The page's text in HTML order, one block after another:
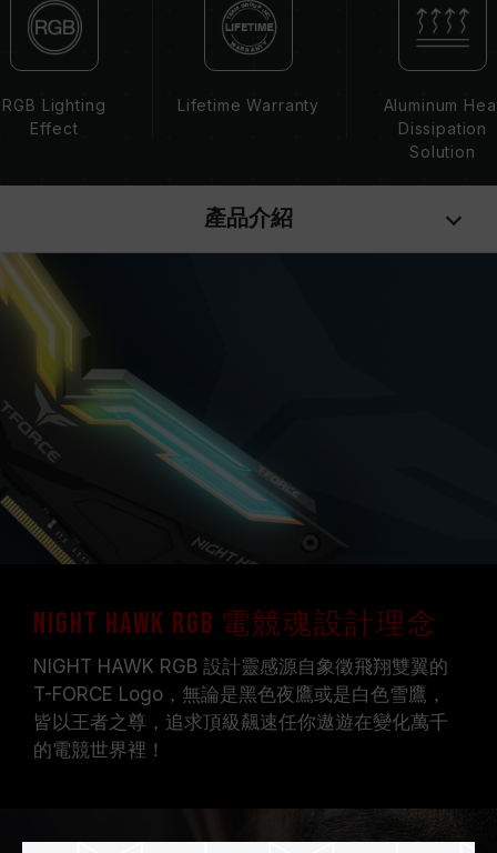
無法達到標示頻率，最終運行頻率受限於系統設
定。
超頻行為（如啟用 XMP2.0 設定）屬於非 JEDEC
統不穩定，請回復 BIOS 預設值。
記憶體模組的標示頻率為最高可達頻率，並非所有
（XMP2.0），否則記憶體可能無法達到標示的超
頻頻率。
十銓科技的記憶體模組皆在正常電壓情況下進行驗
證，若有處理器或主機板故障狀況，請聯繫處理器
或主機板相關售後服務。
RGB Lighting
Effect
Lifetime Warranty
Aluminum
Dissipation
Solution
產品介紹
NIGHT HAWK RGB 電競魂設計理念
NIGHT HAWK RGB 設計靈感源自象徵飛翔雙翼的
T-FORCE Logo，無論是黑色夜鷹或是白色雪鷹，
皆以王者之尊，追求頂級飆速任你遨遊在變化萬千
的電競世界裡！